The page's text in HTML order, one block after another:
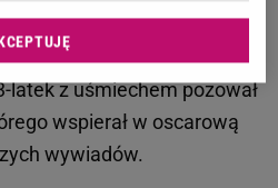
raz trafił na "ścianki"
gali. Wzbudził tym
latek z uśmiechem pozował
wspierał w oscarową
wywiadów.